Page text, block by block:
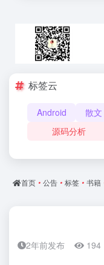
标签云
Android 散文
源码分析
首页 • 公告 • 标签 • 书籍
2年前发布 194